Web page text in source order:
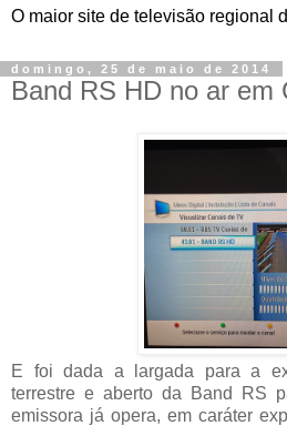
O maior site de televisão regional
domingo, 25 de maio de 2014
Band RS HD no ar em
E foi dada a largada para a
terrestre e aberto da Band RS
emissora já opera, em caráter